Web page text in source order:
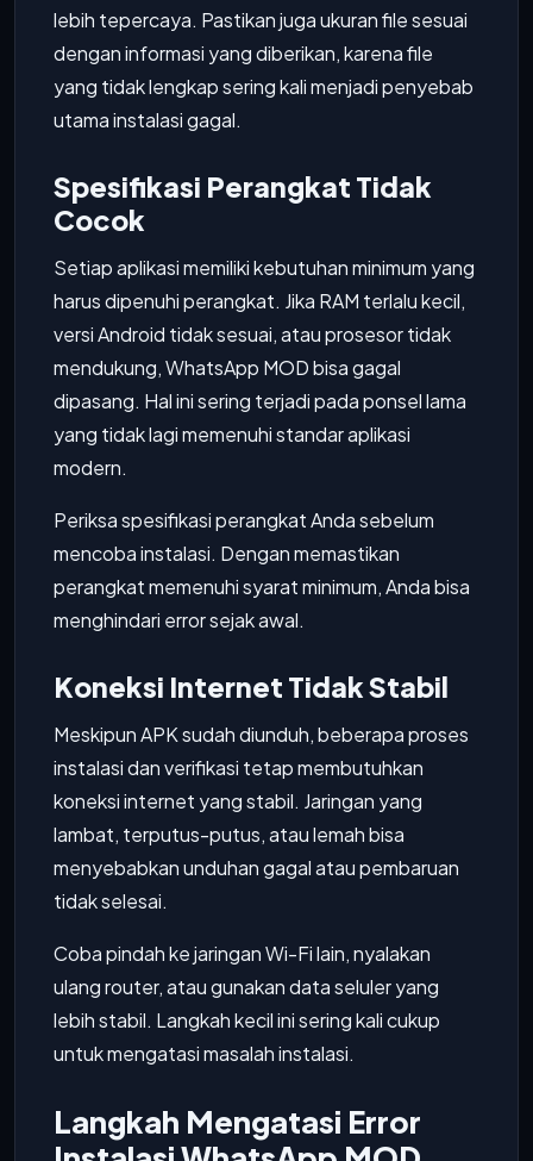
lebih tepercaya. Pastikan juga ukuran file sesuai
dengan informasi yang diberikan, karena file
yang tidak lengkap sering kali menjadi penyebab
utama instalasi gagal.
Spesifikasi Perangkat Tidak
Cocok
Setiap aplikasi memiliki kebutuhan minimum yang
harus dipenuhi perangkat. Jika RAM terlalu kecil,
versi Android tidak sesuai, atau prosesor tidak
mendukung, WhatsApp MOD bisa gagal
dipasang. Hal ini sering terjadi pada ponsel lama
yang tidak lagi memenuhi standar aplikasi
modern.
Periksa spesifikasi perangkat Anda sebelum
mencoba instalasi. Dengan memastikan
perangkat memenuhi syarat minimum, Anda bisa
menghindari error sejak awal.
Koneksi Internet Tidak Stabil
Meskipun APK sudah diunduh, beberapa proses
instalasi dan verifikasi tetap membutuhkan
koneksi internet yang stabil. Jaringan yang
lambat, terputus-putus, atau lemah bisa
menyebabkan unduhan gagal atau pembaruan
tidak selesai.
Coba pindah ke jaringan Wi-Fi lain, nyalakan
ulang router, atau gunakan data seluler yang
lebih stabil. Langkah kecil ini sering kali cukup
untuk mengatasi masalah instalasi.
Langkah Mengatasi Error